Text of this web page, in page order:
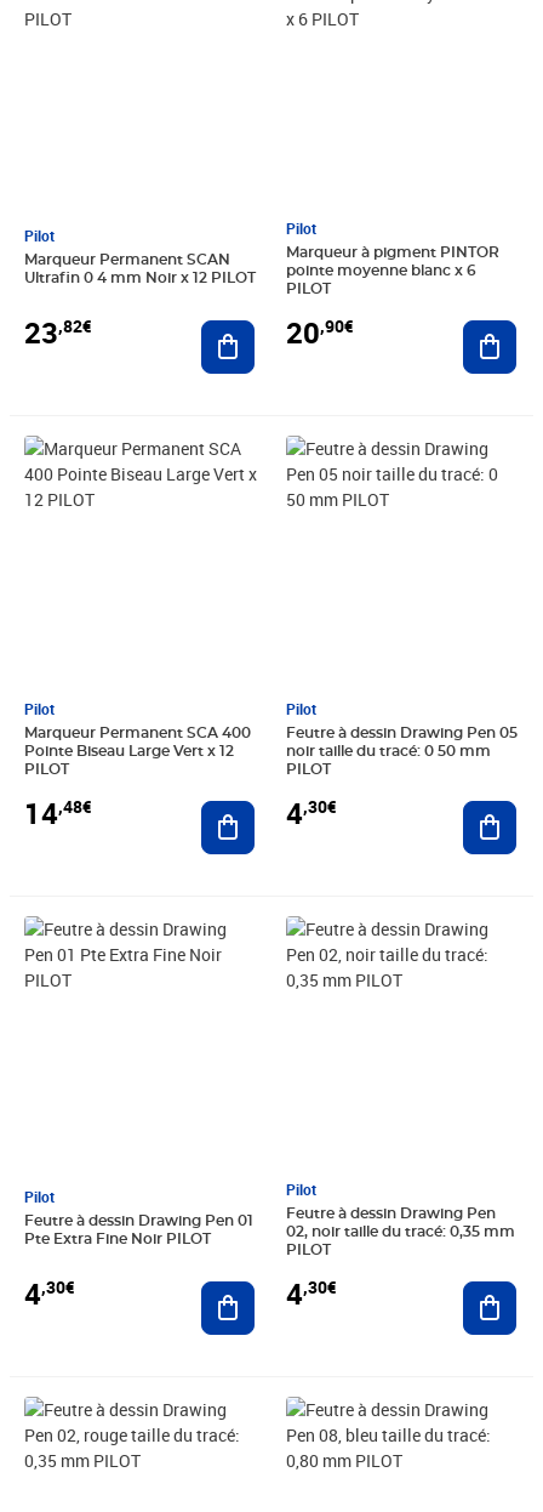
Pilot
Marqueur Permanent SCAN
Ultrafin 0 4 mm Noir x 12 PILOT
23,82€ Ajouter au panier
Pilot
Marqueur à pigment PINTOR
pointe moyenne blanc x 6
PILOT
20,90€
Pilot
Marqueur Permanent SCA 400
Pointe Biseau Large Vert x 12
PILOT
14,48€
Prix 14,48€
Ajouter au panier
Pilot
Feutre à dessin Drawing Pen 05
noir taille du tracé: 0 50 mm
PILOT
4,30€
Prix 4,30€
Pilot
Feutre à dessin Drawing Pen 01
Pte Extra Fine Noir PILOT
4,30€
Prix 4,30€
Ajouter au panier
Pilot
Feutre à dessin Drawing Pen
02, noir taille du tracé: 0,35 mm
PILOT
4,30€
Prix 4,30€
Prix 4,26€ Prix 3,88€